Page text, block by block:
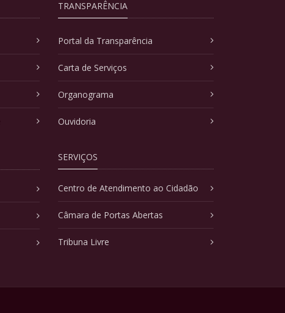
TRANSPARÊNCIA
Portal da Transparência
Carta de Serviços
Organograma
Ouvidoria
SERVIÇOS
Centro de Atendimento ao Cidadão
Câmara de Portas Abertas
Tribuna Livre